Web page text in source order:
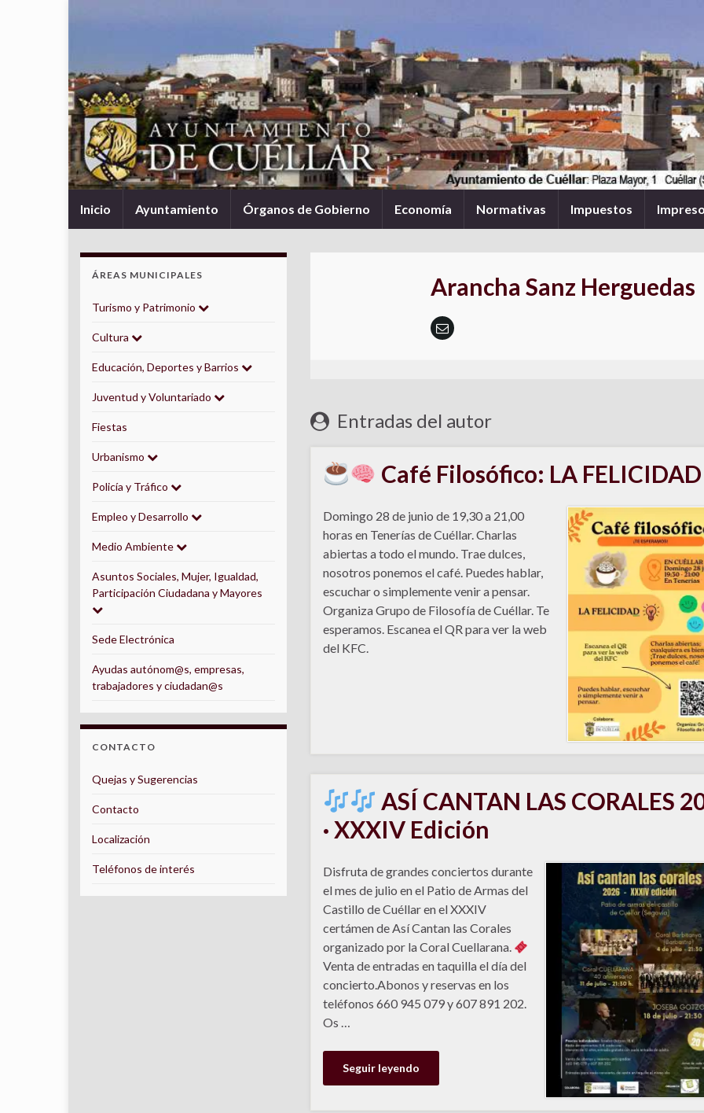
Inicio Ayuntamiento Órganos de Gobierno Economía Normativas Impuestos
Arancha Sanz Herguedas
Entradas del autor
Café Filosófico: LA FELICIDAD
Domingo 28 de junio de 19,30 a 21,00
horas en Tenerías de Cuéllar. Charlas
abiertas a todo el mundo. Trae dulces,
nosotros ponemos el café. Puedes hablar,
escuchar o simplemente venir a pensar.
Organiza Grupo de Filosofía de Cuéllar. Te
esperamos. Escanea el QR para ver la web
del KFC.
ASÍ CANTAN LAS CORALES
· XXXIV Edición
Disfruta de grandes conciertos durante
el mes de julio en el Patio de Armas del
Castillo de Cuéllar en el XXXIV
certámen de Así Cantan las Corales
organizado por la Coral Cuellarana.
Venta de entradas en taquilla el día del
concierto.Abonos y reservas en los
teléfonos 660 945 079 y 607 891 202.
Os …
Seguir leyendo
ÁREAS MUNICIPALES
Turismo y Patrimonio
Cultura
Educación, Deportes y Barrios
Juventud y Voluntariado
Fiestas
Urbanismo
Policía y Tráfico
Empleo y Desarrollo
Medio Ambiente
Asuntos Sociales, Mujer, Igualdad,
Participación Ciudadana y Mayores
Sede Electrónica
Ayudas autónom@s, empresas,
trabajadores y ciudadan@s
CONTACTO
Quejas y Sugerencias
Contacto
Localización
Teléfonos de interés